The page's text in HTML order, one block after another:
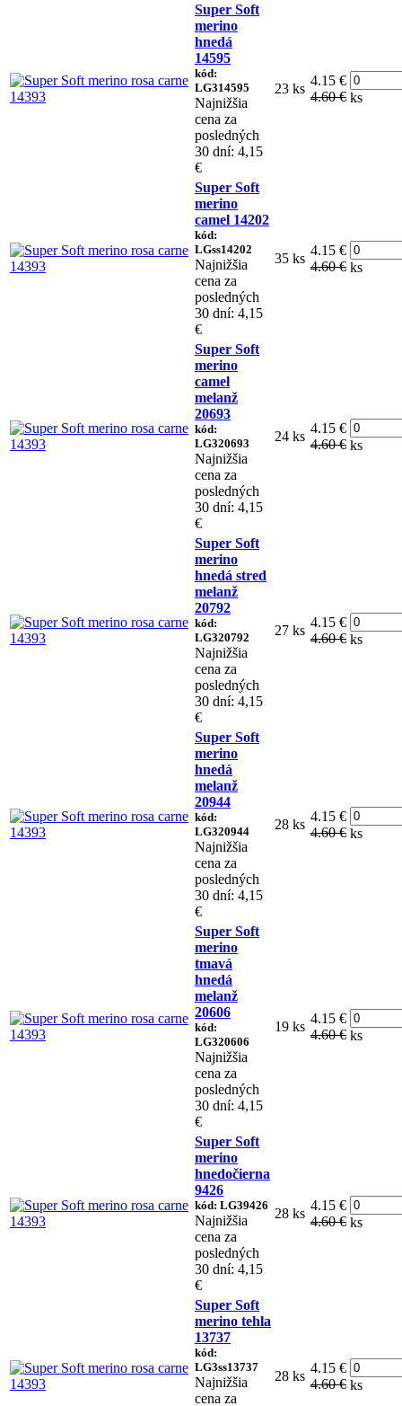
Super Soft
merino
hnedá
14595
kód:
LG314595
Najnižšia
cena za
posledných
30 dní: 4,15
€
23 ks
4.15 €
4.60 € ks
Super Soft
merino
camel 14202
kód:
LGss14202
Najnižšia
cena za
posledných
30 dní: 4,15
€
35 ks
4.15 €
4.60 € ks
Super Soft
merino
camel
melanž
20693
kód:
LG320693
Najnižšia
cena za
posledných
30 dní: 4,15
€
24 ks
4.15 €
4.60 € ks
Super Soft
merino
hnedá stred
melanž
20792
kód:
LG320792
Najnižšia
cena za
posledných
30 dní: 4,15
€
27 ks
4.15 €
4.60 € ks
Super Soft
merino
hnedá
melanž
20944
kód:
LG320944
Najnižšia
cena za
posledných
30 dní: 4,15
€
28 ks
4.15 €
4.60 € ks
Super Soft
merino
tmavá
hnedá
melanž
20606
kód:
LG320606
Najnižšia
cena za
posledných
30 dní: 4,15
€
19 ks
4.15 €
4.60 € ks
Super Soft
merino
hnedočierna
9426
kód: LG39426
Najnižšia
cena za
posledných
30 dní: 4,15
€
28 ks
4.15 €
4.60 € ks
Super Soft
merino tehla
13737
kód:
LG3ss13737
Najnižšia
cena za
28 ks
4.15 €
4.60 € ks